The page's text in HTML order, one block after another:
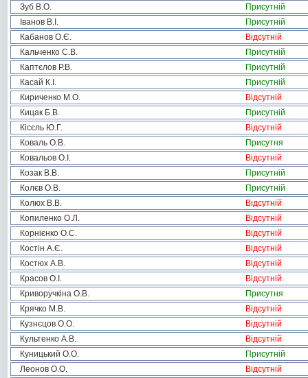
Зуб В.О.
Присутній
Іванов В.І.
Присутній
Кабанов О.Є.
Відсутній
Кальченко С.В.
Присутній
Каптєлов Р.В.
Присутній
Касай К.І.
Присутній
Кириченко М.О.
Відсутній
Кицак Б.В.
Присутній
Кісєль Ю.Г.
Відсутній
Коваль О.В.
Присутня
Ковальов О.І.
Відсутній
Козак В.В.
Присутній
Колєв О.В.
Присутній
Колюх В.В.
Відсутній
Копиленко О.Л.
Відсутній
Корнієнко О.С.
Відсутній
Костін А.Є.
Відсутній
Костюх А.В.
Відсутній
Красов О.І.
Відсутній
Криворучкіна О.В.
Присутня
Крячко М.В.
Відсутній
Кузнєцов О.О.
Відсутній
Культенко А.В.
Відсутній
Куницький О.О.
Присутній
Леонов О.О.
Відсутній